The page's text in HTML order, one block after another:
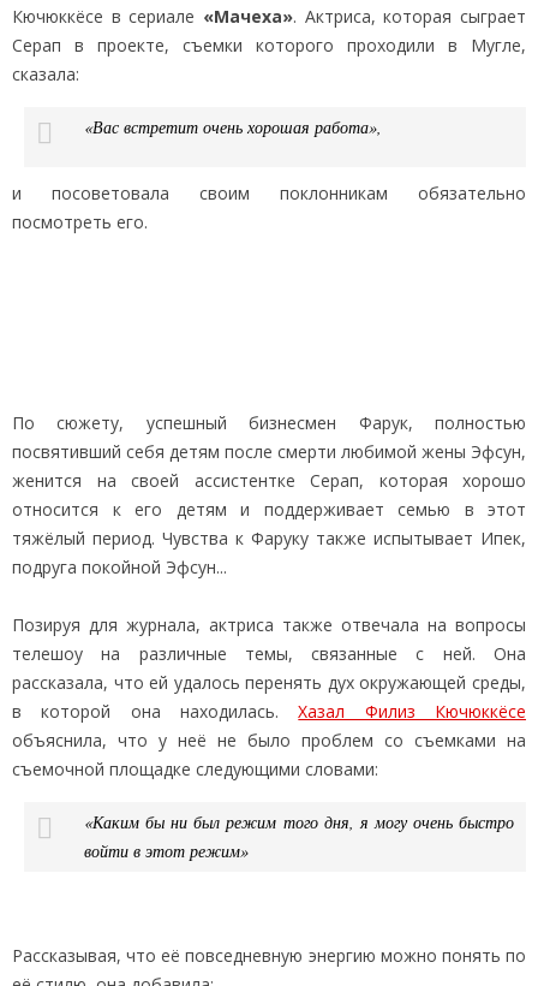
Кючюккёсе в сериале «Мачеха». Актриса, которая сыграет
Серап в проекте, съемки которого проходили в Мугле,
сказала:
«Вас встретит очень хорошая работа»,
и посоветовала своим поклонникам обязательно
посмотреть его.
По сюжету, успешный бизнесмен Фарук, полностью
посвятивший себя детям после смерти любимой жены Эфсун,
женится на своей ассистентке Серап, которая хорошо
относится к его детям и поддерживает семью в этот
тяжёлый период. Чувства к Фаруку также испытывает Ипек,
подруга покойной Эфсун...
Позируя для журнала, актриса также отвечала на вопросы
телешоу на различные темы, связанные с ней. Она
рассказала, что ей удалось перенять дух окружающей среды,
в которой она находилась.Хазал Филиз Кючюккёсе
объяснила, что у неё не было проблем со съемками на
съемочной площадке следующими словами:
«Каким бы ни был режим того дня, я могу очень быстро
войти в этот режим»
Рассказывая, что её повседневную энергию можно понять по